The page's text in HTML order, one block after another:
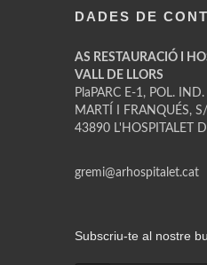
DADES DE
AS RESTAURACIÓ I
VALL DE LLORS
PlaPARC E-1, POL.
MARTÍ I FRANQUÉS,
43890 L'HOSPITALET
gremi@arhospitalet.cat
Subscriu-te al nostre